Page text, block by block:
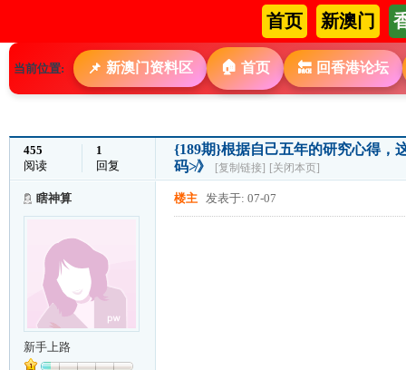
首页 新澳门
当前位置: 📌 新澳门资料区 🏠 首页 🔙 回香港论坛
455
阅读
1
回复
{189期}根据自己五年的研究心得，
码≯》
[复制链接] [关闭本页]
瞎神算
新手上路
楼主 发表于: 07-07